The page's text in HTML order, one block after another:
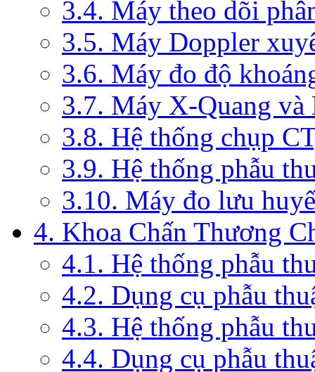
3.4. Máy theo dõi
3.5. Máy Doppler
3.6. Máy đo độ
3.7. Máy X-Quang
3.8. Hệ thống chụp
3.9. Hệ thống phẫu
3.10. Máy đo lưu
4. Khoa Chấn Thương
4.1. Hệ thống phẫu
4.2. Dụng cụ phẫu
4.3. Hệ thống phẫu
4.4. Dụng cụ phẫu